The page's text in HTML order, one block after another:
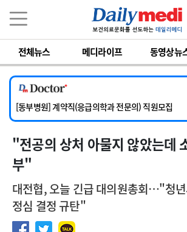
전체뉴스 메디라이프 동영상뉴
[서울아산병원] 2026년 하반기 인턴 모집
[영남대학교의료원] 마취통증의학과 임기제 임상의
[충남대학교병원] 소아청소년과(소아응급전담) 계약
[동부병원] 계약직(응급의학과 전문의) 직원모집
[이대목동병원] 하반기 전공의(레지던트1년차) 모집
[서울아산병원] 2026년 하반기 인턴 모집
[영남대학교의료원] 마취통증의학과 임기제 임상의사
"전공의 상처 아물지 않았는데
부"
대전협, 오늘 긴급 대의원총회…"청
정심 결정 규탄"